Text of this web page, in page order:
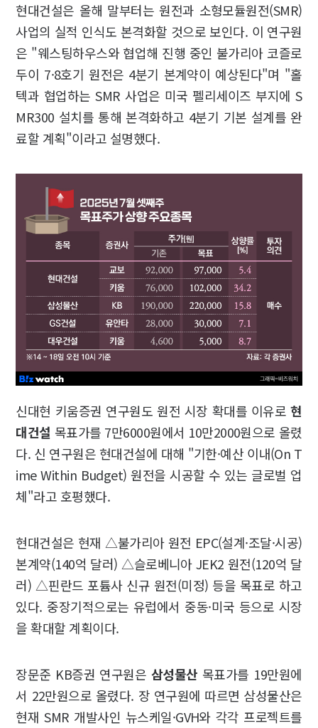
현대건설은 올해 말부터는 원전과 소형모듈원전(SMR)
사업의 실적 인식도 본격화할 것으로 보인다. 이 연구원
은 "웨스팅하우스와 협업해 진행 중인 불가리아 코즐로
두이 7·8호기 원전은 4분기 본계약이 예상된다"며 "홀
텍과 협업하는 SMR 사업은 미국 펠리세이즈 부지에 S
MR300 설치를 통해 본격화하고 4분기 기본 설계를 완
료할 계획"이라고 설명했다.
신대현 키움증권 연구원도 원전 시장 확대를 이유로현
대건설 목표가를 7만6000원에서 10만2000원으로 올렸
다. 신 연구원은 현대건설에 대해 "기한·예산 이내(On T
ime Within Budget) 원전을 시공할 수 있는 글로벌 업
체"라고 호평했다.
현대건설은 현재 △불가리아 원전 EPC(설계·조달·시공)
본계약(140억 달러) △슬로베니아 JEK2 원전(120억 달
러) △핀란드 포튬사 신규 원전(미정) 등을 목표로 하고
있다. 중장기적으로는 유럽에서 중동·미국 등으로 시장
을 확대할 계획이다.
장문준 KB증권 연구원은 삼성물산 목표가를 19만원에
서 22만원으로 올렸다. 장 연구원에 따르면 삼성물산은
현재 SMR 개발사인 뉴스케일·GVH와 각각 프로젝트를